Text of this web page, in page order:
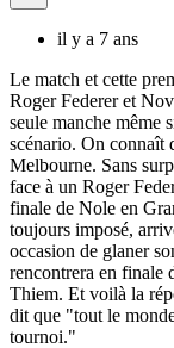
il y a 7 ans
Le match et cette
Roger Federer et
seule manche même
scénario. On connaît
Melbourne. Sans
face à un Roger
finale de Nole en
toujours imposé,
occasion de glaner
rencontrera en finale
Thiem. Et voilà la
dit que "tout le
tournoi."